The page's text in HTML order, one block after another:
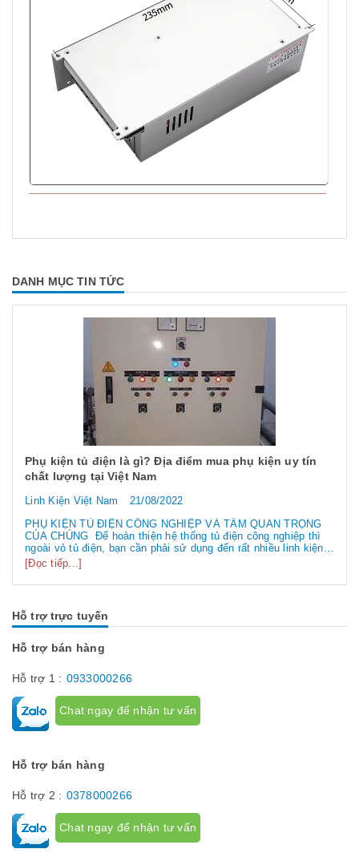
DANH MỤC TIN TỨC
Phụ kiện tủ điện là gì? Địa điểm mua phụ kiện uy tín
chất lượng tại Việt Nam
Linh Kiện Việt Nam
21/08/2022
PHỤ KIỆN TỦ ĐIỆN CÔNG NGHIỆP VÀ TẦM QUAN TRỌNG
CỦA CHÚNG Để hoàn thiện hệ thống tủ điện công nghiệp thì
ngoài vỏ tủ điện, bạn cần phải sử dụng đến rất nhiều linh kiện
tủ điện công nghiệp khác nhau. Vậy các loại phụ kiện tủ điện
công nghiệp bao gồm những gì? Chúng có tác dụng như thế
nào hãy...
[Đọc tiếp...]
Hỗ trợ trực tuyến
Hỗ trợ bán hàng
Hỗ trợ 1 : 0933000266
Chat ngay để nhận tư vấn
Hỗ trợ bán hàng
Hỗ trợ 2 : 0378000266
Chat ngay để nhận tư vấn